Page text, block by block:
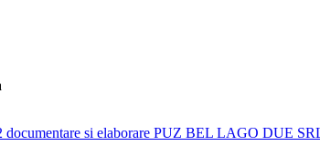
documentare si elaborare PUZ BEL LAGO DUE